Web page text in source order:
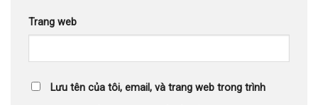
Trang web
Lưu tên của tôi, email, và trang web trong trình